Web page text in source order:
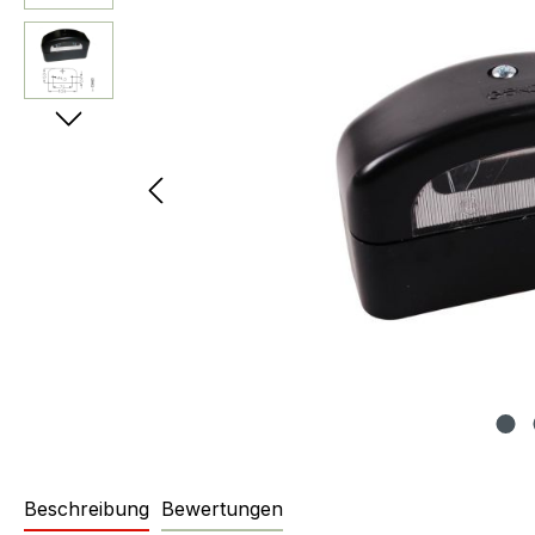
Beschreibung Bewertungen